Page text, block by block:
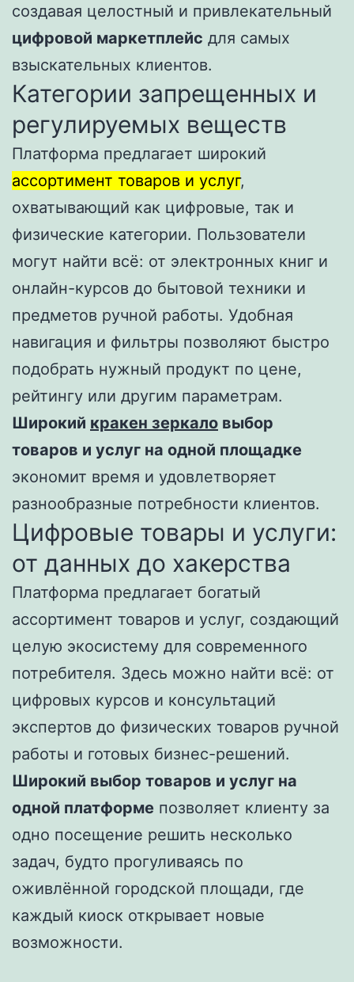
создавая целостный и привлекательный
цифровой маркетплейс для самых
взыскательных клиентов.
Категории запрещенных и
регулируемых веществ
Платформа предлагает широкий
ассортимент товаров и услуг,
охватывающий как цифровые, так и
физические категории. Пользователи
могут найти всё: от электронных книг и
онлайн-курсов до бытовой техники и
предметов ручной работы. Удобная
навигация и фильтры позволяют быстро
подобрать нужный продукт по цене,
рейтингу или другим параметрам.
Широкий кракен зеркало выбор
товаров и услуг на одной площадке
экономит время и удовлетворяет
разнообразные потребности клиентов.
Цифровые товары и услуги:
от данных до хакерства
Платформа предлагает богатый
ассортимент товаров и услуг, создающий
целую экосистему для современного
потребителя. Здесь можно найти всё: от
цифровых курсов и консультаций
экспертов до физических товаров ручной
работы и готовых бизнес-решений.
Широкий выбор товаров и услуг на
одной платформе позволяет клиенту за
одно посещение решить несколько
задач, будто прогуливаясь по
оживлённой городской площади, где
каждый киоск открывает новые
возможности.